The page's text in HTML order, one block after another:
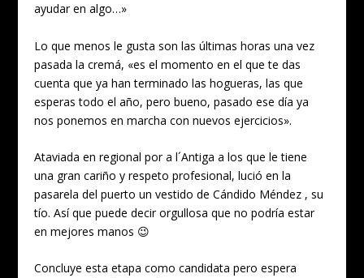
ayudar en algo…»
Lo que menos le gusta son las últimas horas una vez
pasada la cremá, «es el momento en el que te das
cuenta que ya han terminado las hogueras, las que
esperas todo el año, pero bueno, pasado ese día ya
nos ponemos en marcha con nuevos ejercicios».
Ataviada en regional por a l´Antiga a los que le tiene
una gran cariño y respeto profesional, lució en la
pasarela del puerto un vestido de Cándido Méndez , su
tío. Así que puede decir orgullosa que no podría estar
en mejores manos 😉
Concluye esta etapa como candidata pero espera